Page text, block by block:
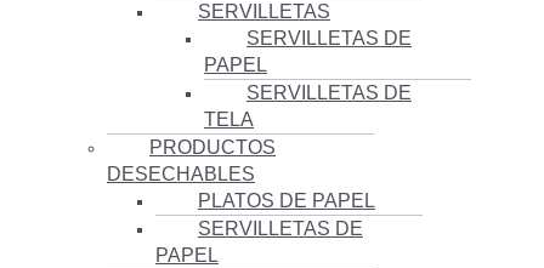
SERVILLETAS
SERVILLETAS DE
PAPEL
SERVILLETAS DE
TELA
PRODUCTOS
DESECHABLES
PLATOS DE PAPEL
SERVILLETAS DE
PAPEL